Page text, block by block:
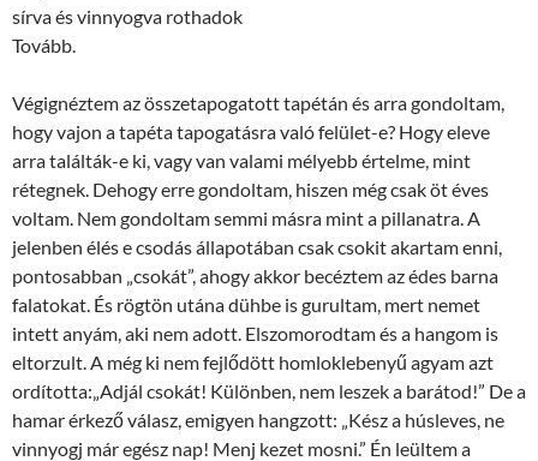
sírva és vinnyogva rothadok
Tovább.
Végignéztem az összetapogatott tapétán és arra gondoltam,
hogy vajon a tapéta tapogatásra való felület-e? Hogy eleve
arra találták-e ki, vagy van valami mélyebb értelme, mint
rétegnek. Dehogy erre gondoltam, hiszen még csak öt éves
voltam. Nem gondoltam semmi másra mint a pillanatra. A
jelenben élés e csodás állapotában csak csokit akartam enni,
pontosabban „csokát”, ahogy akkor becéztem az édes barna
falatokat. És rögtön utána dühbe is gurultam, mert nemet
intett anyám, aki nem adott. Elszomorodtam és a hangom is
eltorzult. A még ki nem fejlődött homloklebenyű agyam azt
ordította:„Adjál csokát! Különben, nem leszek a barátod!” De a
hamar érkező válasz, emigyen hangzott: „Kész a húsleves, ne
vinnyogj már egész nap! Menj kezet mosni.” Én leültem a